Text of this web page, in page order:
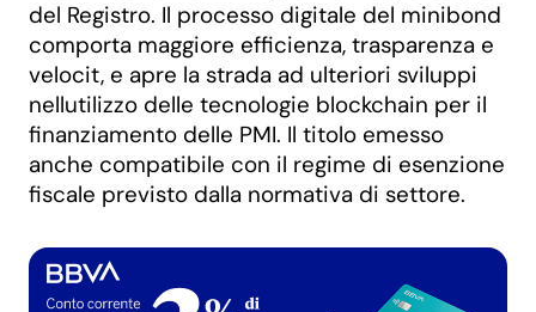
del Registro. Il processo digitale del minibond
comporta maggiore efficienza, trasparenza e
velocit, e apre la strada ad ulteriori sviluppi
nellutilizzo delle tecnologie blockchain per il
finanziamento delle PMI. Il titolo emesso
anche compatibile con il regime di esenzione
fiscale previsto dalla normativa di settore.